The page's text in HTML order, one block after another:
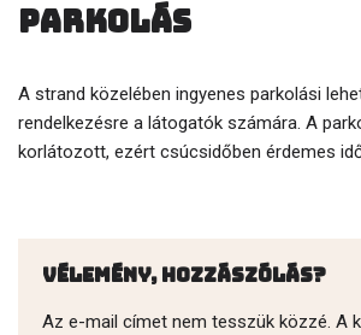
Parkolás
A strand közelében ingyenes parkolási
rendelkezésre a látogatók számára. A
korlátozott, ezért csúcsidőben érdemes
Vélemény, hozzászólás?
Az e-mail címet nem tesszük közzé. A